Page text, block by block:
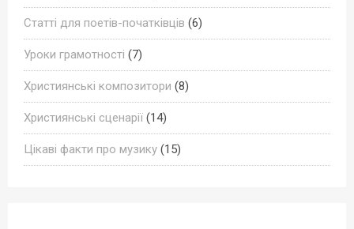
Статті для поетів-початківців (6)
Уроки грамотності (7)
Християнські композитори (8)
Християнські сценарії (14)
Цікаві факти про музику (15)